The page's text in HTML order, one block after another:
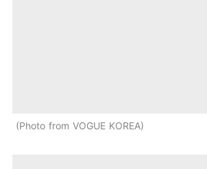
Photo from VOGUE KOREA